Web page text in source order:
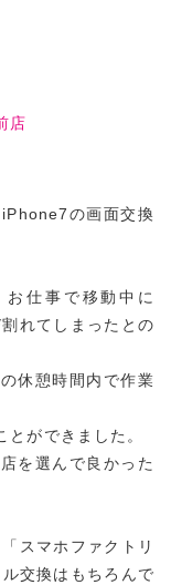
店
の画面交換
仕事で移動中に
れてしまったとの
休憩時間内で作業
ができました。
を選んで良かった
スマホファクトリ
交換はもちろんで